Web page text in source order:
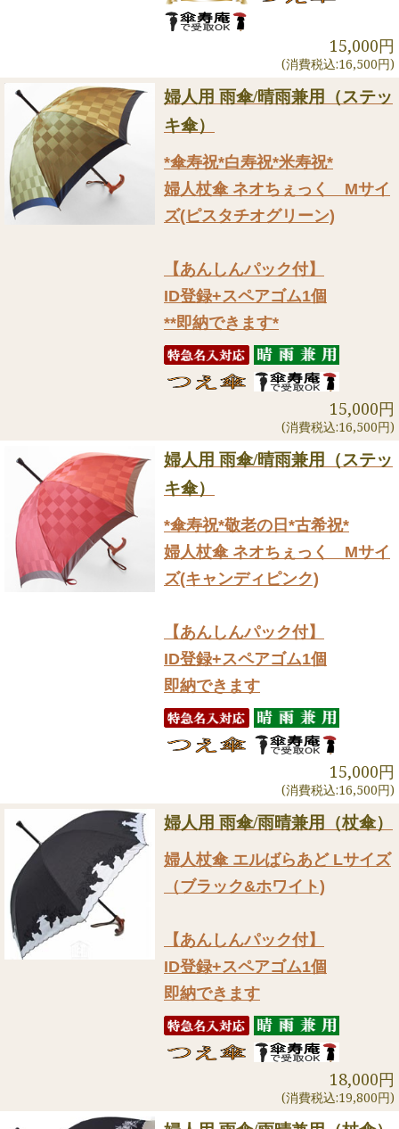
15,000円
(消費税込:16,500円)
婦人用 雨傘/晴雨兼用（ステッ
キ傘）
*傘寿祝*白寿祝*米寿祝*
婦人杖傘 ネオちぇっく Mサイ
ズ(ピスタチオグリーン)
【あんしんパック付】
ID登録+スペアゴム1個
**即納できます*
15,000円
(消費税込:16,500円)
婦人用 雨傘/晴雨兼用（ステッ
キ傘）
*傘寿祝*敬老の日*古希祝*
婦人杖傘 ネオちぇっく Mサイ
ズ(キャンディピンク)
【あんしんパック付】
ID登録+スペアゴム1個
即納できます
15,000円
(消費税込:16,500円)
婦人用 雨傘/雨晴兼用（杖傘）
婦人杖傘 エルばらあど Lサイズ
（ブラック&ホワイト)
【あんしんパック付】
ID登録+スペアゴム1個
即納できます
18,000円
(消費税込:19,800円)